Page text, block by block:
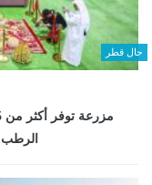
حال قطر
الرطب